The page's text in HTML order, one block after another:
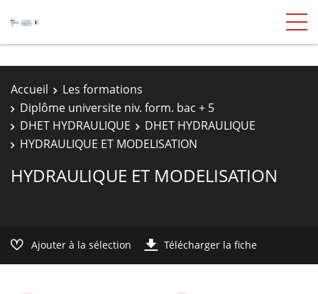
Accueil
Les formations
Diplôme universite niv. form. bac + 5
DHET HYDRAULIQUE
DHET HYDRAULIQUE
HYDRAULIQUE ET MODELISATION
HYDRAULIQUE ET MODELISATION
Ajouter à la sélection Télécharger la fiche